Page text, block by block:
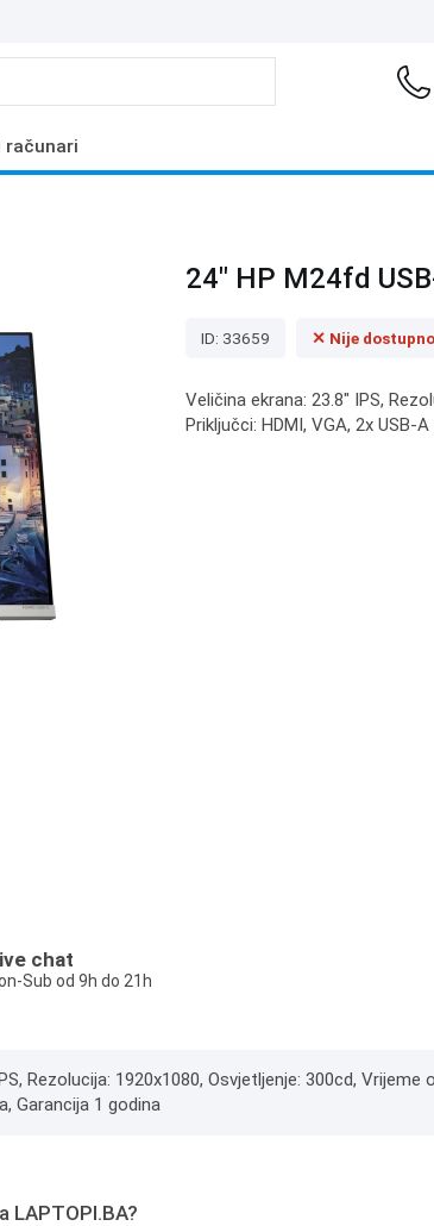
računari
24" HP M24fd
ID: 33659 ✕ Nije dostupno
Veličina ekrana: 23.8" IPS,
Priključci: HDMI, VGA, 2x USB-
chat
Sub od 9h do 21h
Rezolucija: 1920x1080, Osvjetljenje: 300cd, Vrijeme
Garancija 1 godina
LAPTOPI.BA?